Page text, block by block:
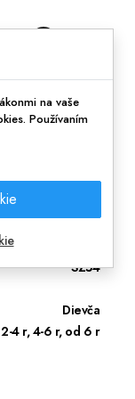
morská víla
SZ54
Dievča
2-4 r, 4-6 r, od 6 r
na vaše
Používaním